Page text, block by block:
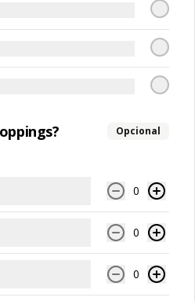
Opcional
0
0
0